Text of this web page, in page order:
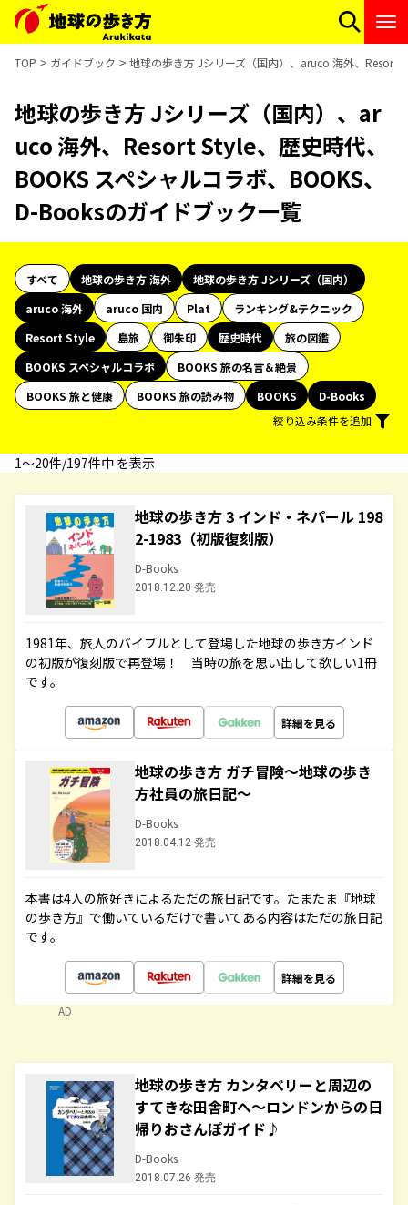
TOP ガイドブック 地球の歩き方 Jシリーズ（国内）、aruco 海外、Resort
地球の歩き方 Jシリーズ（国内）、ar
uco 海外、Resort Style、歴史時代、
BOOKS スペシャルコラボ、BOOKS、
D-Booksのガイドブック一覧
すべて 地球の歩き方 海外
地球の歩き方 Jシリーズ（国内）
aruco 海外
aruco 国内 Plat
ランキング&テクニック
Resort Style
島旅 御朱印 歴史時代
旅の図鑑
BOOKS スペシャルコラボ
BOOKS 旅の名言＆絶景
BOOKS 旅と健康
BOOKS 旅の読み物 BOOKS
D-Books
絞り込み条件を追加
1〜20件/197件中 を表示
地球の歩き方 3 インド・ネパール 198
2-1983（初版復刻版）
D-Books
2018.12.20 発売
1981年、旅人のバイブルとして登場した地球の歩き方インド
の初版が復刻版で再登場！ 当時の旅を思い出して欲しい1冊
です。
詳細を見る
地球の歩き方 ガチ冒険～地球の歩き
方社員の旅日記～
D-Books
2018.04.12 発売
本書は4人の旅好きによるただの旅日記です。たまたま『地球
の歩き方』で働いているだけで書いてある内容はただの旅日記
です。
詳細を見る
AD
地球の歩き方 カンタベリーと周辺の
すてきな田舎町へ～ロンドンからの日
帰りおさんぽガイド♪
D-Books
2018.07.26 発売